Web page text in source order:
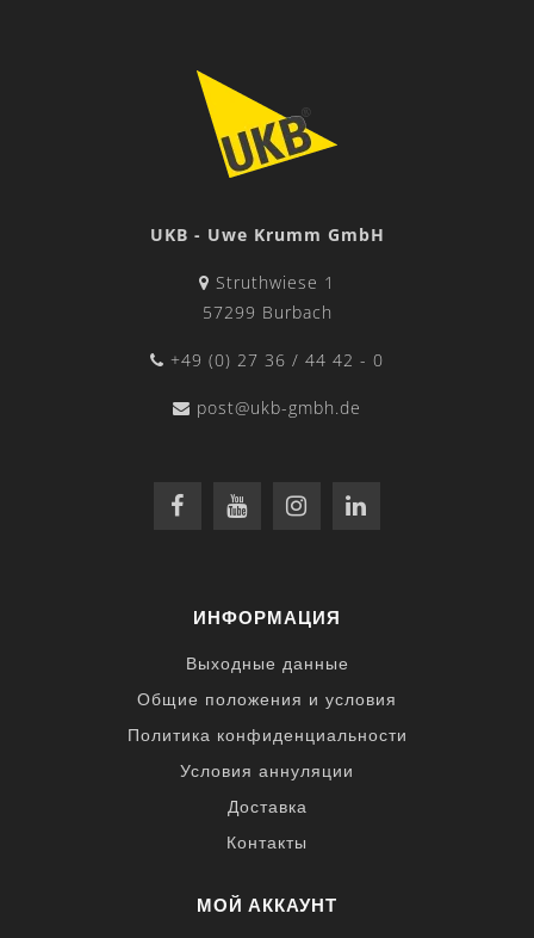
UKB - Uwe Krumm GmbH
Struthwiese 1
57299 Burbach
+49 (0) 27 36 / 44 42 - 0
post@ukb-gmbh.de
ИНФОРМАЦИЯ
Выходные данные
Общие положения и условия
Политика конфиденциальности
Условия аннуляции
Доставка
Контакты
МОЙ АККАУНТ